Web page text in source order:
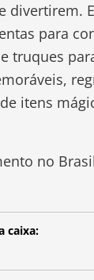
divertirem.
para
truques
itens
no
caixa: